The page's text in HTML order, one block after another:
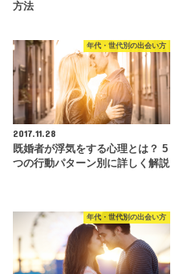
方法
年代・世代別の出会い方
2017.11.28
既婚者が浮気をする心理とは？ 5
つの行動パターン別に詳しく解説
年代・世代別の出会い方